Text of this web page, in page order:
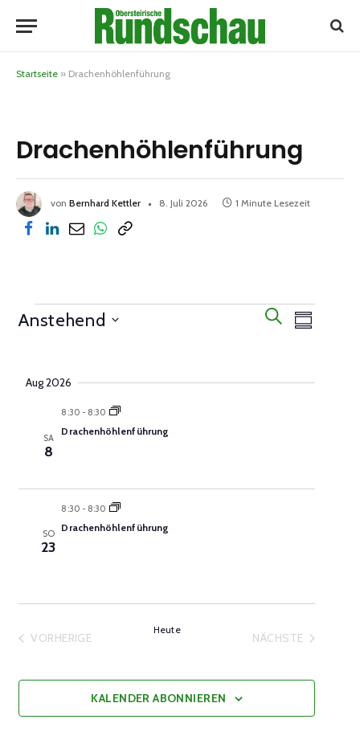
Startseite » Drachenhöhlenführung
Drachenhöhlenführung
von Bernhard Kettler 8. Juli 2026 1 Minute Lesezeit
SUCHE
Anstehend
Aug 2026
SA
8
8:30 - 8:30
Drachenhöhlenführung
SO
23
8:30 - 8:30
Drachenhöhlenführung
VORHERIGE
Heute
NÄCHSTE
KALENDER ABONNIEREN